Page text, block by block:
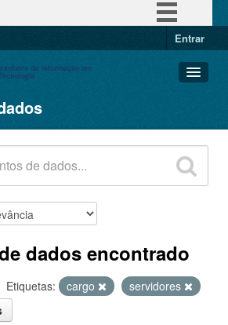
Entrar
dados encontrado
Etiquetas: cargo
servidores